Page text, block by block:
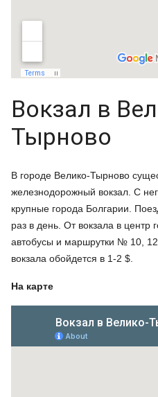
Вокзал в
Тырново
В городе Велико-Тырново
железнодорожный вокзал. С
крупные города Болгарии.
раз в день. От вокзала в центр
автобусы и маршрутки № 10,
вокзала обойдется в 1-2 $.
На карте